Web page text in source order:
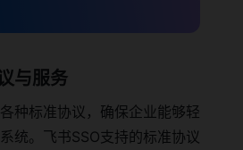
与服务
种标准协议，确保企业能够轻
统。飞书SSO支持的标准协议